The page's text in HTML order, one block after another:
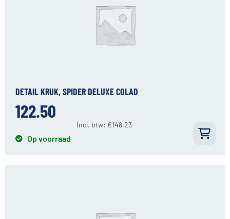
DETAIL KRUK, SPIDER DELUXE COLAD
122.50
Incl. btw: €148.23
Op voorraad